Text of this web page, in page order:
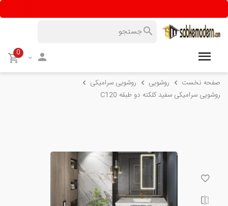
0
صفحه نخست روشویی
روشویی سرامیکی
روشویی سرامیکی سفید کلکته دو طبقه C120